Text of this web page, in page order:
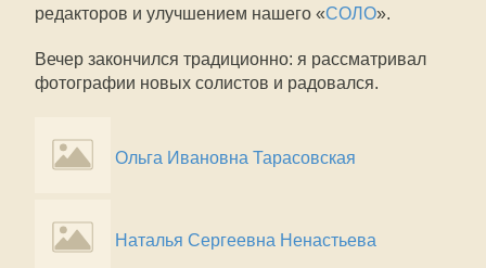
редакторов и улучшением нашего «СОЛО».
Вечер закончился традиционно: я рассматривал
фотографии новых солистов и радовался.
Ольга Ивановна Тарасовская
Наталья Сергеевна Ненастьева